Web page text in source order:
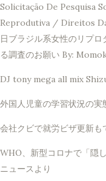
Solicitação De Pesquisa
Reprodutiva / Direitos
日ブラジル系女性のリプ
る調査のお願い By:
DJ tony mega all mix
外国人児童の学習状況の実
会社クビで就労ビザ更新
WHO、新型コロナで「隠
ニュースより